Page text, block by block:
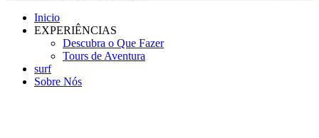
Inicio
EXPERIÊNCIAS
Descubra o Que Fazer
Tours de Aventura
surf
Sobre Nós